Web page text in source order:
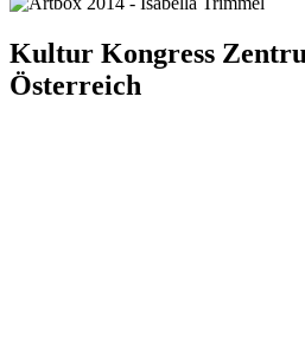
Kultur Kongress
Österreich